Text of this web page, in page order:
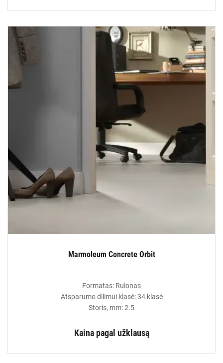
Marmoleum Concrete Orbit
Formatas: Rulonas
Atsparumo dilimui klasė: 34 klasė
Storis, mm: 2.5
Kaina pagal užklausą